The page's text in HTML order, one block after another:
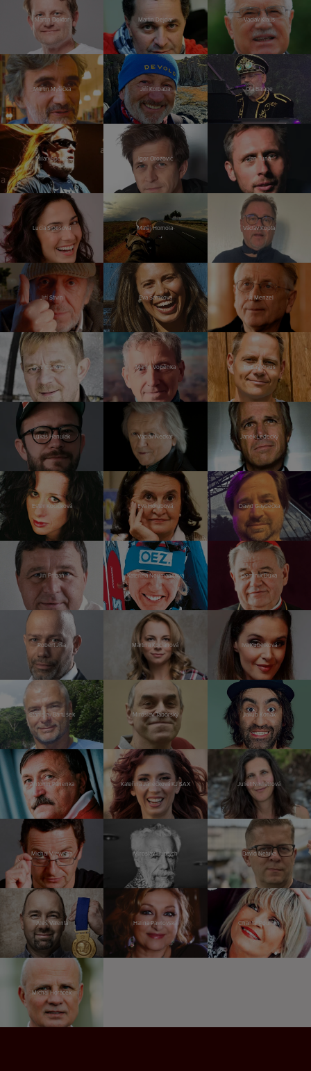
Martin Doktor Martin Dejdar Václav Klaus
Martin Myšička Jiří Kolbaba Ota Balage
Milan Špalek Igor Orozovič Jan Tuna
Lucia Siposová Matěj Homola Václav Kopta
Jiří Stivín Eva Samková Jiří Menzel
Petr Čtvrtníček Martin Vopěnka Tomáš Kraus
Lukáš Hanulák Václav Neckář Janek Ledecký
Ester Kočičková Eva Holubová David Gaydečka
Jiří Přibáň Kateřina Neumannová Dominik Duka
Robert Jíša Martina Kociánová Iva Kubelková
Stanislav Bartůšek Miroslav Táborský Jakub Kohák
Antonín Panenka Kateřina Janečková KJ SAX Juliet Navrátilová
Michal Viewegh Miroslav Huptych David Netuka
Aleš Valenta Halina Pawlovská Chantal Poullain
Michal Horáček